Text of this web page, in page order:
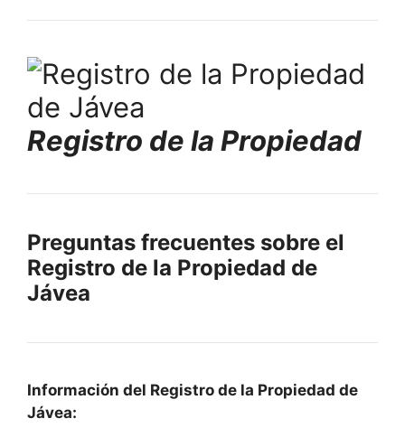
Registro de la Propiedad
Preguntas frecuentes sobre el
Registro de la Propiedad de
Jávea
Información del Registro de la Propiedad de
Jávea: